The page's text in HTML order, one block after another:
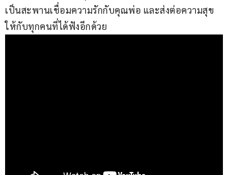
เป็นสะพานเชื่อมความรักกับคุณพ่อ และส่งต่อความสุข
ให้กับทุกคนที่ได้ฟังอีกด้วย